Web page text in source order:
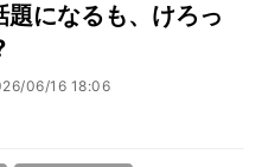
題になるも、けろっ
06/16 18:06